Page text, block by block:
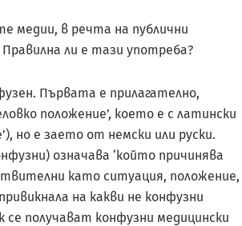
медии, в речта на публични
ли е тази употреба?
Първата е прилагателно,
положение’, което е с латински
но е заето от немски или руски.
означава ‘който причинява
като ситуация, положение,
на какви не конфузни
получават конфузни медицински